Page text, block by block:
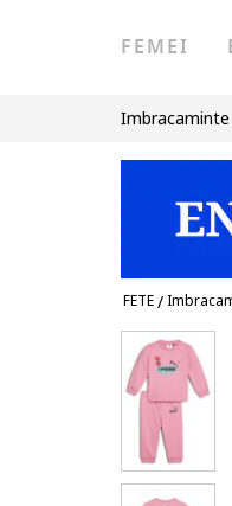
FEMEI
Imbracaminte
FETE/